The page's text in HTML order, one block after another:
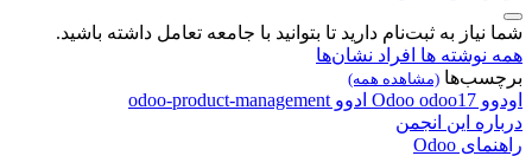
شما نیاز به ثبت‌نام دارید تا بتوانید با جامعه تعامل داشته باشید.
همه نوشته ها افراد نشان‌ها
برچسب‌ها (مشاهده همه)
اودوو Odoo odoo17 ادوو odoo-product-management
درباره این انجمن
راهنمای Odoo